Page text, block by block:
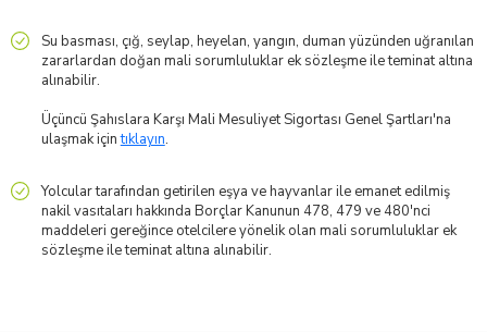
Su basması, çığ, seylap, heyelan, yangın, duman yüzünden uğranılan
zararlardan doğan mali sorumluluklar ek sözleşme ile teminat altına
alınabilir.
Üçüncü Şahıslara Karşı Mali Mesuliyet Sigortası Genel Şartları'na
ulaşmak için tıklayın.
Yolcular tarafından getirilen eşya ve hayvanlar ile emanet edilmiş
nakil vasıtaları hakkında Borçlar Kanunun 478, 479 ve 480'nci
maddeleri gereğince otelcilere yönelik olan mali sorumluluklar ek
sözleşme ile teminat altına alınabilir.